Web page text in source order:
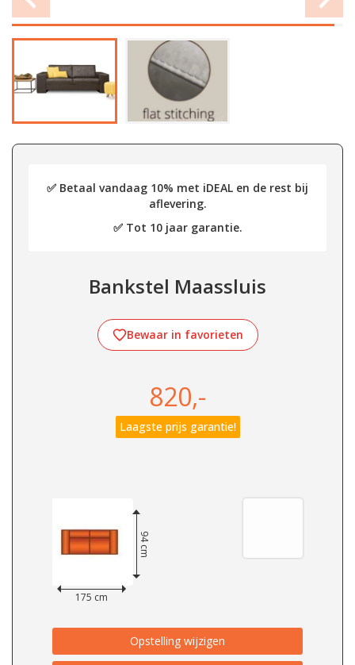
✅ Betaal vandaag 10% met iDEAL en de rest bij
aflevering.
✅ Tot 10 jaar garantie.
Bankstel Maassluis
Bewaar in favorieten
820,-
Laagste prijs garantie!
175 cm
94 cm
Opstelling wijzigen